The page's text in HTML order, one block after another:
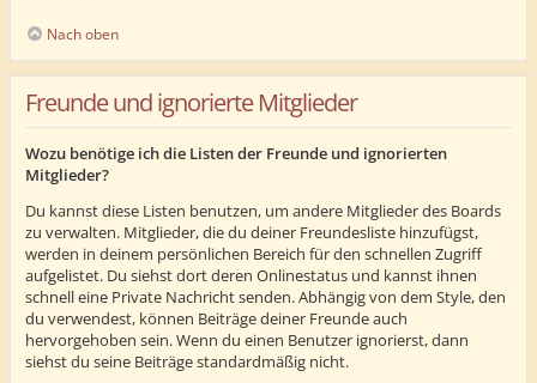
Nach oben
Freunde und ignorierte Mitglieder
Wozu benötige ich die Listen der Freunde und ignorierten
Mitglieder?
Du kannst diese Listen benutzen, um andere Mitglieder des Boards
zu verwalten. Mitglieder, die du deiner Freundesliste hinzufügst,
werden in deinem persönlichen Bereich für den schnellen Zugriff
aufgelistet. Du siehst dort deren Onlinestatus und kannst ihnen
schnell eine Private Nachricht senden. Abhängig von dem Style, den
du verwendest, können Beiträge deiner Freunde auch
hervorgehoben sein. Wenn du einen Benutzer ignorierst, dann
siehst du seine Beiträge standardmäßig nicht.